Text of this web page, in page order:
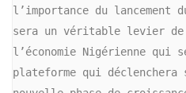
l’importance du lancement
sera un véritable levier de
l’économie Nigérienne qui
plateforme qui déclenchera